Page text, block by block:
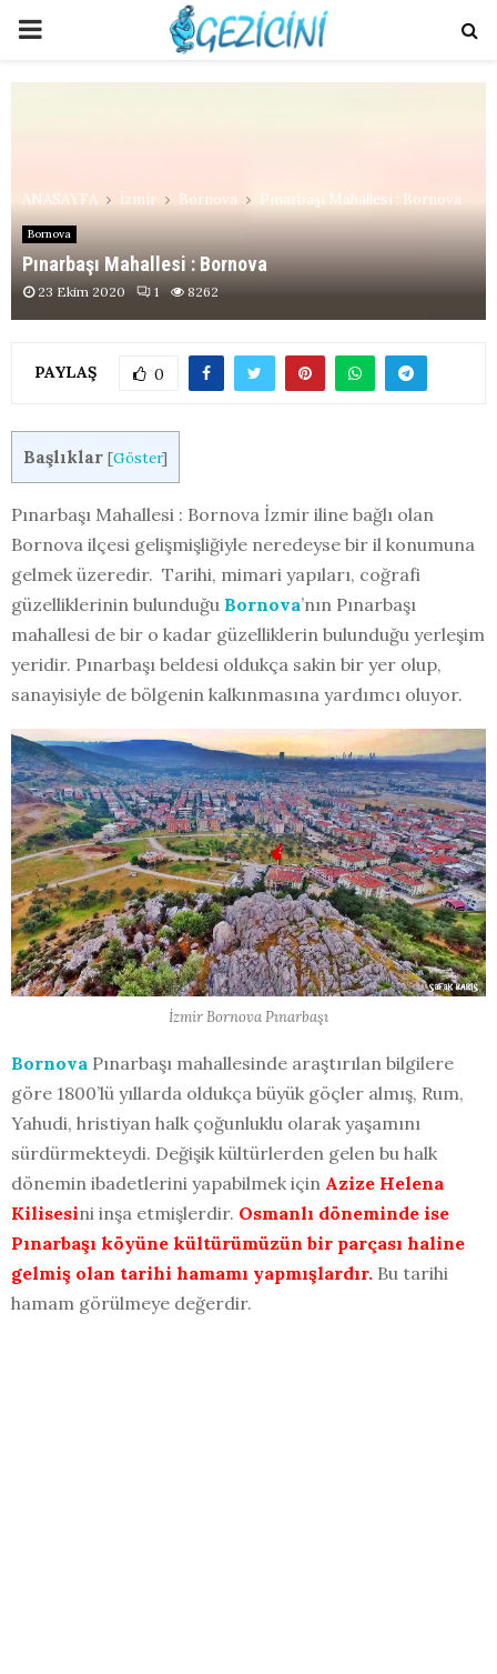
PRIMARY
MENU
ANASAYFA İzmir Bornova Pınarbaşı Mahallesi : Bornova
Bornova
Pınarbaşı Mahallesi : Bornova
23 Ekim 2020 1 8262
PAYLAŞ 0
Başlıklar [Göster]
Pınarbaşı Mahallesi : Bornova İzmir iline bağlı olan
Bornova ilçesi gelişmişliğiyle neredeyse bir il konumuna
gelmek üzeredir. Tarihi, mimari yapıları, coğrafi
güzelliklerinin bulunduğu Bornova’nın Pınarbaşı
mahallesi de bir o kadar güzelliklerin bulunduğu yerleşim
yeridir. Pınarbaşı beldesi oldukça sakin bir yer olup,
sanayisiyle de bölgenin kalkınmasına yardımcı oluyor.
İzmir Bornova Pınarbaşı
Bornova Pınarbaşı mahallesinde araştırılan bilgilere
göre 1800’lü yıllarda oldukça büyük göçler almış, Rum,
Yahudi, hristiyan halk çoğunluklu olarak yaşamını
sürdürmekteydi. Değişik kültürlerden gelen bu halk
dönemin ibadetlerini yapabilmek için Azize Helena
Kilisesini inşa etmişlerdir. Osmanlı döneminde ise
Pınarbaşı köyüne kültürümüzün bir parçası haline
gelmiş olan tarihi hamamı yapmışlardır. Bu tarihi
hamam görülmeye değerdir.